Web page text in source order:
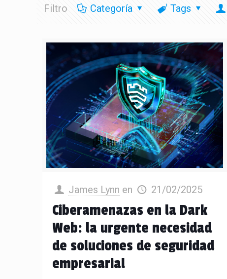
Filtro Categoría Tags
James Lynn en 21/02/2025
Ciberamenazas en la Dark
Web: la urgente necesidad
de soluciones de seguridad
empresarial